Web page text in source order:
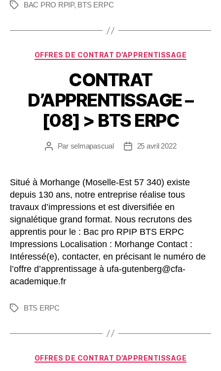
BAC PRO RPIP, BTS ERPC
OFFRES DE CONTRAT D’APPRENTISSAGE
CONTRAT
D’APPRENTISSAGE –
[08] > BTS ERPC
Par selmapascual 25 avril 2022
Situé à Morhange (Moselle-Est 57 340) existe
depuis 130 ans, notre entreprise réalise tous
travaux d’impressions et est diversifiée en
signalétique grand format. Nous recrutons des
apprentis pour le : Bac pro RPIP BTS ERPC
Impressions Localisation : Morhange Contact :
Intéressé(e), contacter, en précisant le numéro de
l’offre d’apprentissage à ufa-gutenberg@cfa-
academique.fr
BTS ERPC
OFFRES DE CONTRAT D’APPRENTISSAGE